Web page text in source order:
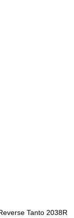
Tanto 2038R